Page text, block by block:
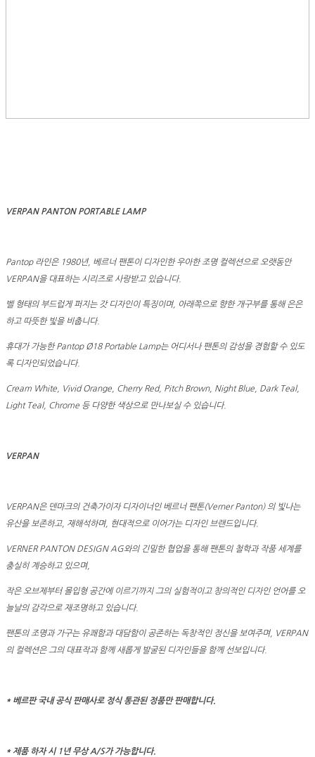
VERPAN PANTON PORTABLE LAMP
Pantop 라인은 1980년, 베르너 팬톤이 디자인한 우아한 조명 컬렉션으로 오랫동안
VERPAN을 대표하는 시리즈로 사랑받고 있습니다.
벨 형태의 부드럽게 퍼지는 갓 디자인이 특징이며, 아래쪽으로 향한 개구부를 통해 은은
하고 따뜻한 빛을 비춥니다.
휴대가 가능한 Pantop Ø18 Portable Lamp는 어디서나 팬톤의 감성을 경험할 수 있도
록 디자인되었습니다.
Cream White, Vivid Orange, Cherry Red, Pitch Brown, Night Blue, Dark Teal,
Light Teal, Chrome 등 다양한 색상으로 만나보실 수 있습니다.
VERPAN
VERPAN은 덴마크의 건축가이자 디자이너인 베르너 팬톤(Verner Panton) 의 빛나는
유산을 보존하고, 재해석하며, 현대적으로 이어가는 디자인 브랜드입니다.
VERNER PANTON DESIGN AG와의 긴밀한 협업을 통해 팬톤의 철학과 작품 세계를
충실히 계승하고 있으며,
작은 오브제부터 몰입형 공간에 이르기까지 그의 실험적이고 창의적인 디자인 언어를 오
늘날의 감각으로 재조명하고 있습니다.
팬톤의 조명과 가구는 유쾌함과 대담함이 공존하는 독창적인 정신을 보여주며, VERPAN
의 컬렉션은 그의 대표작과 함께 새롭게 발굴된 디자인들을 함께 선보입니다.
* 베르판 국내 공식 판매사로 정식 통관된 정품만 판매합니다.
* 제품 하자 시 1년 무상 A/S가 가능합니다.